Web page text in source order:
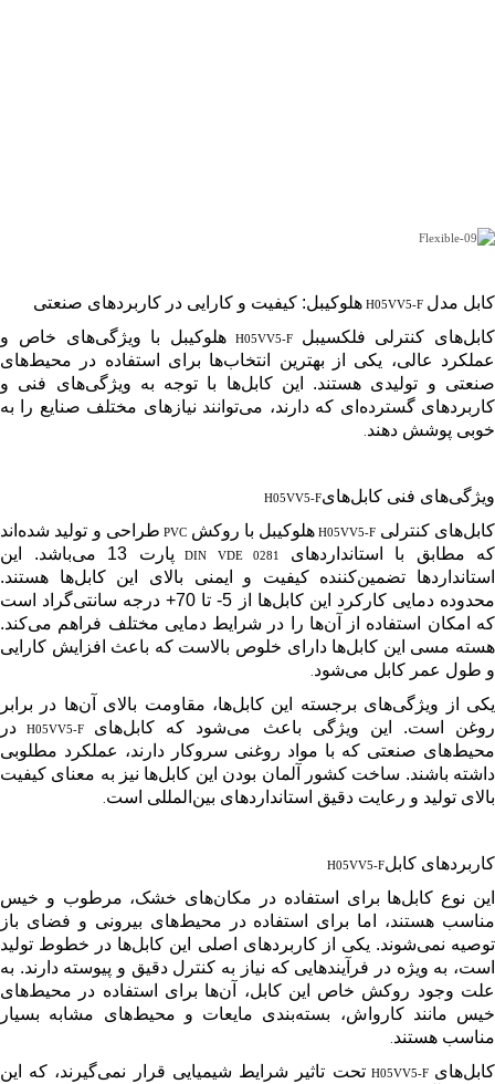
کابل مدل H05VV5-F هلوکیبل: کیفیت و کارایی در کاربردهای صنعتی
کابل‌های کنترلی فلکسیبل
H05VV5-F هلوکیبل با ویژگی‌های خاص و
عملکرد عالی، یکی از بهترین انتخاب‌ها برای استفاده در محیط‌های
صنعتی و تولیدی هستند. این کابل‌ها با توجه به ویژگی‌های فنی و
کاربردهای گسترده‌ای که دارند، می‌توانند نیازهای مختلف صنایع را به
خوبی پوشش دهند
ویژگی‌های فنی کابل‌هایH05VV5-F
کابل‌های کنترلی H05VV5-F هلوکیبل با روکش PVC طراحی و تولید شده‌اند
که مطابق با استانداردهای
DIN VDE 0281
پارت 13 می‌باشد. این
استانداردها تضمین‌کننده کیفیت و ایمنی بالای این کابل‌ها هستند.
محدوده دمایی کارکرد این کابل‌ها از 5- تا 70+ درجه سانتی‌گراد است
که امکان استفاده از آن‌ها را در شرایط دمایی مختلف فراهم می‌کند.
هسته مسی این کابل‌ها دارای خلوص بالاست که باعث افزایش کارایی
و طول عمر کابل می‌شود
یکی از ویژگی‌های برجسته این کابل‌ها، مقاومت بالای آن‌ها در برابر
روغن است. این ویژگی باعث می‌شود که کابل‌های H05VV5-F در
محیط‌های صنعتی که با مواد روغنی سروکار دارند، عملکرد مطلوبی
داشته باشند. ساخت کشور آلمان بودن این کابل‌ها نیز به معنای کیفیت
بالای تولید و رعایت دقیق استانداردهای بین‌المللی است
کاربردهای کابلH05VV5-F
این نوع کابل‌ها برای استفاده در مکان‌های خشک، مرطوب و خیس
مناسب هستند، اما برای استفاده در محیط‌های بیرونی و فضای باز
توصیه نمی‌شوند. یکی از کاربردهای اصلی این کابل‌ها در خطوط تولید
است، به ویژه در فرآیندهایی که نیاز به کنترل دقیق و پیوسته دارند. به
علت وجود روکش خاص این کابل، آن‌ها برای استفاده در محیط‌های
خیس مانند کارواش، بسته‌بندی مایعات و محیط‌های مشابه بسیار
مناسب هستند
کابل‌های H05VV5-Fتحت تاثیر شرایط شیمیایی قرار نمی‌گیرند، که این